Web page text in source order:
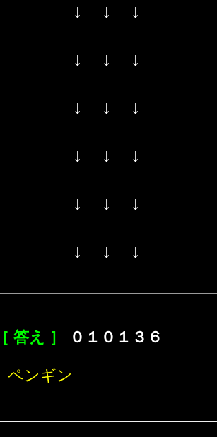
↓ ↓ ↓
↓ ↓ ↓
↓ ↓ ↓
↓ ↓ ↓
↓ ↓ ↓
↓ ↓ ↓
［ 答え ］ ０１０１３６
ペンギン